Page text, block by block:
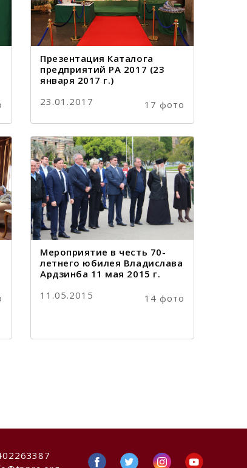
Презентация Каталога
предприятий РА 2017 (23
января 2017 г.)
23.01.2017
17 фото
Мероприятие в честь 70-
летнего юбилея Владислава
Ардзинба 11 мая 2015 г.
11.05.2015
14 фото